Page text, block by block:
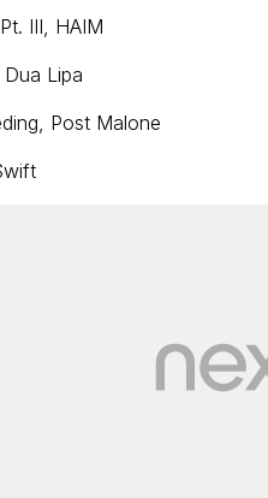
III, HAIM
Lipa
Post Malone